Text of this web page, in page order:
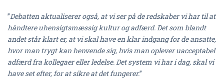
”Debatten aktualiserer også, at vi ser på de redskaber vi har til at
håndtere uhensigtsmæssig kultur og adfærd. Det som blandt
andet står klart er, at vi skal have en klar indgang for de ansatte,
hvor man trygt kan henvende sig, hvis man oplever uacceptabel
adfærd fra kollegaer eller ledelse. Det system vi har i dag, skal vi
have set efter, for at sikre at det fungerer.”